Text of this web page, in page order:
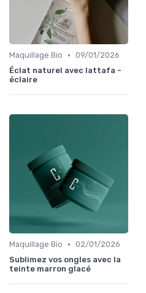
Maquillage Bio • 09/01/2026
Éclat naturel avec lattafa -
éclaire
Maquillage Bio • 02/01/2026
Sublimez vos ongles avec la
teinte marron glacé